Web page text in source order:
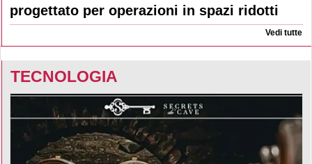
progettato per operazioni in spazi ridotti
Vedi tutte
TECNOLOGIA